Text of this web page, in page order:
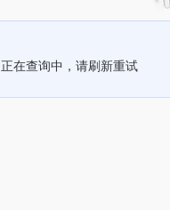
正在查询中，请刷新重试